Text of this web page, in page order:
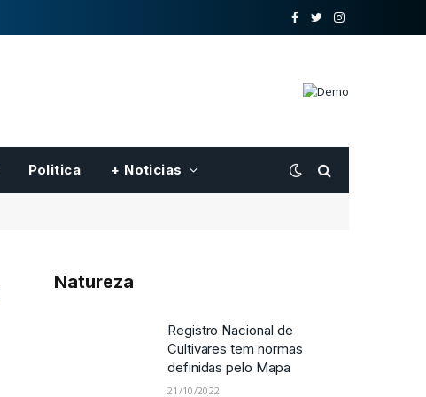
o
TwitterInstagram
Politica + Noticias
Natureza
Registro Nacional de
Cultivares tem normas
definidas pelo Mapa
21/10/2022